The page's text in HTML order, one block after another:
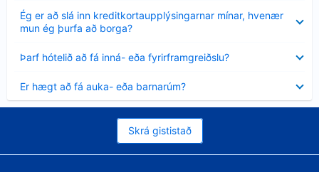
Ég er að slá inn kreditkortaupplýsingarnar mínar, hvenær
mun ég þurfa að borga?
Minna
sýnt
Þarf hótelið að fá inná- eða fyrirframgreiðslu?
sýnt
Er hægt að fá auka- eða barnarúm?
sýnt
Skrá gististað